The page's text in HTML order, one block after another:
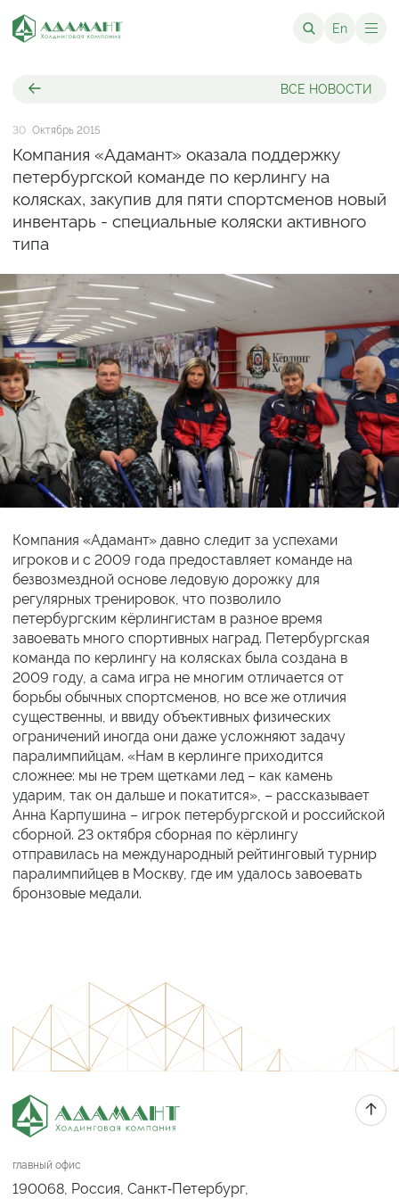
En
ВСЕ НОВОСТИ
Компания «Адамант» оказала поддержку
петербургской команде по керлингу на
колясках, закупив для пяти спортсменов новый
инвентарь - специальные коляски активного
типа
30 Октябрь 2015
Компания «Адамант» давно следит за успехами
игроков и с 2009 года предоставляет команде на
безвозмездной основе ледовую дорожку для
регулярных тренировок, что позволило
петербургским кёрлингистам в разное время
завоевать много спортивных наград. Петербургская
команда по керлингу на колясках была создана в
2009 году, а сама игра не многим отличается от
борьбы обычных спортсменов, но все же отличия
существенны, и ввиду объективных физических
ограничений иногда они даже усложняют задачу
паралимпийцам. «Нам в керлинге приходится
сложнее: мы не трем щетками лед – как камень
ударим, так он дальше и покатится», – рассказывает
Анна Карпушина – игрок петербургской и российской
сборной. 23 октября сборная по кёрлингу
отправилась на международный рейтинговый турнир
паралимпийцев в Москву, где им удалось завоевать
бронзовые медали.
главный офис
190068, Россия, Санкт‑Петербург,